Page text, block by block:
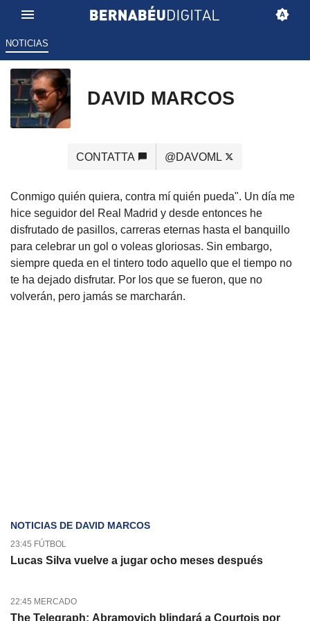
NOTICIAS
DAVID MARCOS
CONTATTA @DAVOML
Conmigo quién quiera, contra mí quién pueda". Un día me
hice seguidor del Real Madrid y desde entonces he
disfrutado de pasillos, carreras eternas hasta el banquillo
para celebrar un gol o voleas gloriosas. Sin embargo,
siempre queda en el tintero todo aquello que el tiempo no
te ha dejado disfrutar. Por los que se fueron, que no
volverán, pero jamás se marcharán.
NOTICIAS DE DAVID MARCOS
23:45 FÚTBOL
Lucas Silva vuelve a jugar ocho meses después
22:45 MERCADO
The Telegraph: Abramovich blindará a Courtois por